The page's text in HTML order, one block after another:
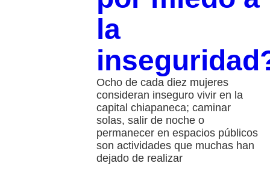
la
Ocho de cada diez mujeres
consideran inseguro vivir en la
capital chiapaneca; caminar
solas, salir de noche o
permanecer en espacios públicos
son actividades que muchas han
dejado de realizar